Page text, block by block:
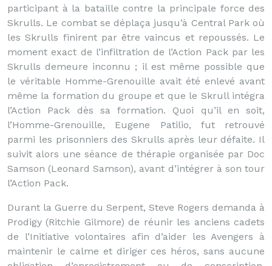
participant à la bataille contre la principale force des
Skrulls. Le combat se déplaça jusqu’à Central Park où
les Skrulls finirent par être vaincus et repoussés. Le
moment exact de l’infiltration de l’Action Pack par les
Skrulls demeure inconnu ; il est même possible que
le véritable Homme-Grenouille avait été enlevé avant
même la formation du groupe et que le Skrull intégra
l’Action Pack dès sa formation. Quoi qu’il en soit,
l’Homme-Grenouille, Eugene Patilio, fut retrouvé
parmi les prisonniers des Skrulls après leur défaite. Il
suivit alors une séance de thérapie organisée par Doc
Samson (Leonard Samson), avant d’intégrer à son tour
l’Action Pack.
Durant la Guerre du Serpent, Steve Rogers demanda à
Prodigy (Ritchie Gilmore) de réunir les anciens cadets
de l’Initiative volontaires afin d’aider les Avengers à
maintenir le calme et diriger ces héros, sans aucune